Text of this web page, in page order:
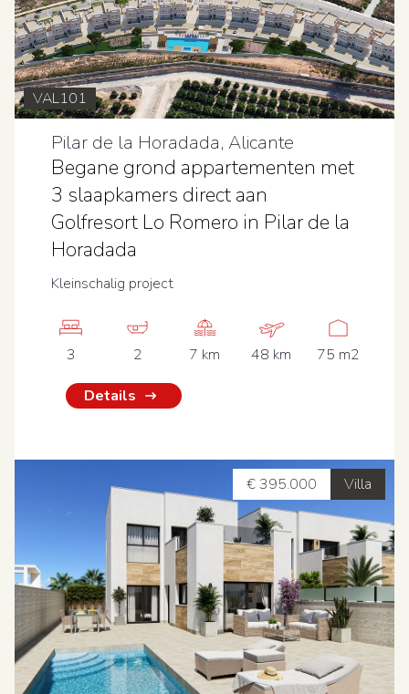
VAL101
Pilar de la Horadada, Alicante
Begane grond appartementen met
3 slaapkamers direct aan
Golfresort Lo Romero in Pilar de la
Horadada
Kleinschalig project
3 2 7 km 48 km 75 m2
Details
Villa
€ 395.000